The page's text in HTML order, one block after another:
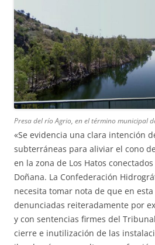
Presa del río Agrio, en el término municipal
«Se evidencia una clara intención
subterráneas para aliviar el cono
en la zona de Los Hatos
Doñana. La Confederación
necesita tomar nota de que en
denunciadas reiteradamente por
y con sentencias firmes del
cierre e inutilización de las